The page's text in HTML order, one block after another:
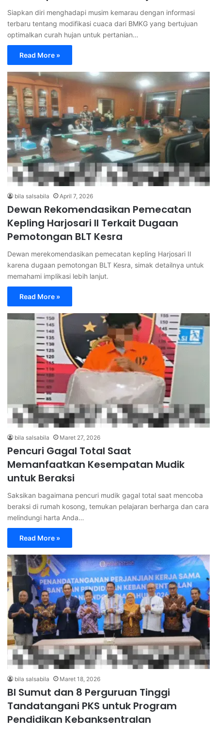
Siapkan diri menghadapi musim kemarau dengan informasi
terbaru tentang modifikasi cuaca dari BMKG yang bertujuan
optimalkan curah hujan untuk pertanian…
Read More »
bila salsabila April 7, 2026
Dewan Rekomendasikan Pemecatan
Kepling Harjosari II Terkait Dugaan
Pemotongan BLT Kesra
Dewan merekomendasikan pemecatan kepling Harjosari II
karena dugaan pemotongan BLT Kesra, simak detailnya untuk
memahami implikasi lebih lanjut.
Read More »
bila salsabila Maret 27, 2026
Pencuri Gagal Total Saat
Memanfaatkan Kesempatan Mudik
untuk Beraksi
Saksikan bagaimana pencuri mudik gagal total saat mencoba
beraksi di rumah kosong, temukan pelajaran berharga dan cara
melindungi harta Anda…
Read More »
bila salsabila Maret 18, 2026
BI Sumut dan 8 Perguruan Tinggi
Tandatangani PKS untuk Program
Pendidikan Kebanksentralan